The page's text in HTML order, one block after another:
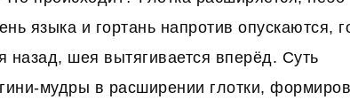
языка и гортань напротив опускаются,
назад, шея вытягивается вперёд. Суть
мудры в расширении глотки,